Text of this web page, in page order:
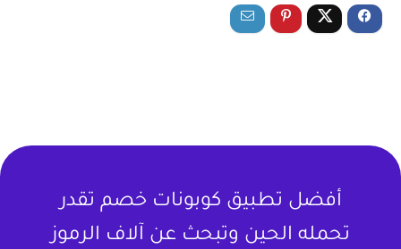
أفضل تطبيق كوبونات خصم تقدر
تحمله الحين وتبحث عن آلاف الرموز